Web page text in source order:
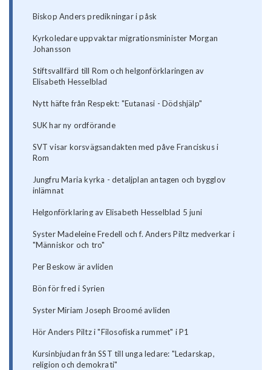
Biskop Anders predikningar i påsk
Kyrkoledare uppvaktar migrationsminister Morgan
Johansson
Stiftsvallfärd till Rom och helgonförklaringen av
Elisabeth Hesselblad
Nytt häfte från Respekt: "Eutanasi - Dödshjälp"
SUK har ny ordförande
SVT visar korsvägsandakten med påve Franciskus i
Rom
Jungfru Maria kyrka - detaljplan antagen och bygglov
inlämnat
Helgonförklaring av Elisabeth Hesselblad 5 juni
Syster Madeleine Fredell och f. Anders Piltz medverkar i
"Människor och tro"
Per Beskow är avliden
Bön för fred i Syrien
Syster Miriam Joseph Broomé avliden
Hör Anders Piltz i "Filosofiska rummet" i P1
Kursinbjudan från SST till unga ledare: "Ledarskap,
religion och demokrati"